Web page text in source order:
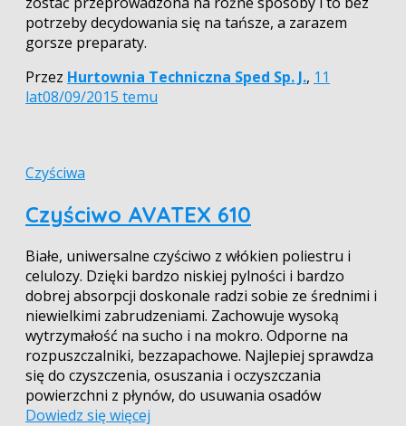
potrzeby decydowania się na tańsze, a zarazem
gorsze preparaty.
Przez Hurtownia Techniczna Sped Sp. J., 11
lat08/09/2015 temu
Czyściwa
Czyściwo AVATEX 610
Białe, uniwersalne czyściwo z włókien poliestru i
celulozy. Dzięki bardzo niskiej pylności i bardzo
dobrej absorpcji doskonale radzi sobie ze średnimi i
niewielkimi zabrudzeniami. Zachowuje wysoką
wytrzymałość na sucho i na mokro. Odporne na
rozpuszczalniki, bezzapachowe. Najlepiej sprawdza
się do czyszczenia, osuszania i oczyszczania
powierzchni z płynów, do usuwania osadów
Dowiedz się więcej